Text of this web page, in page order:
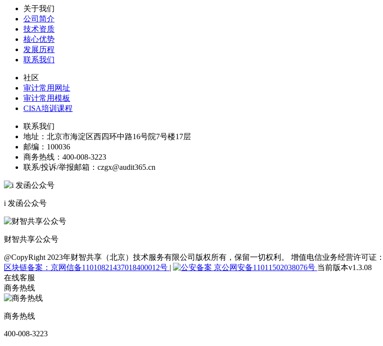
关于我们
公司简介
技术资质
核心优势
发展历程
联系我们
社区
审计常用网址
审计常用模板
CISA培训课程
联系我们
地址： 北京市海淀区西四环中路16号院7号楼17层
邮编： 100036
商务热线： 400-008-3223
联系/投诉/举报邮箱： czgx@audit365.cn
i 发函公众号
财智共享公众号
@CopyRight 2023年财智共享（北京）技术服务有限公司版权所有，保留一切权利。 增值电信业务经营许可证：
区块链备案：京网信备11010821437018400012号 | 京公网安备11011502038076号 当前版本v1.3.08
在线客服
商务热线
商务热线
400-008-3223